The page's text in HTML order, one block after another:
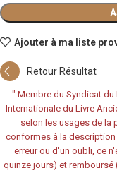
Ajouter à ma liste
Retour Résultat
" Membre du Syndicat du
Internationale du Livre
selon les usages de la
conformes à la
erreur ou d'un oubli, ce
quinze jours) et